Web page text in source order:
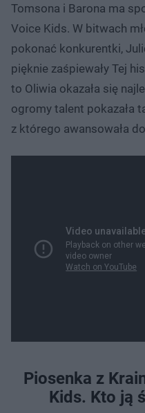
Tomsona i Barona ma
Voice Kids. W bitwach
pokonać konkurentki,
pięknie zaśpiewały Tej
to Oliwia okazała się
ogromy talent pokazała
z którego awansowała
Piosenka z
Kids. Kto ją